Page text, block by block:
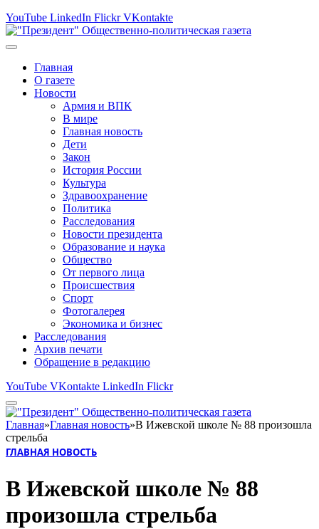
YouTube LinkedIn Flickr VKontakte
Главная
О газете
Новости
Армия и ВПК
В мире
Главная новость
Дети
Закон
История России
Культура
Здравоохранение
Политика
Расследования
Новости президента
Образование и наука
Общество
От первого лица
Происшествия
Спорт
Фотогалерея
Экономика и бизнес
Расследования
Архив печати
Обращение в редакцию
YouTube VKontakte LinkedIn Flickr
Главная»Главная новость»В Ижевской школе № 88 произошла
стрельба
ГЛАВНАЯ НОВОСТЬ
В Ижевской школе № 88
произошла стрельба